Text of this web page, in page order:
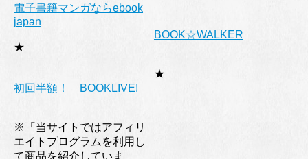
電子書籍マンガならebook
japan
★
BOOK☆WALKER
★
初回半額！ BOOKLIVE!
※「当サイトではアフィリ
エイトプログラムを利用し
て商品を紹介していま